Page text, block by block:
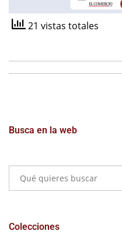
Busca en la web
Colecciones
21 vistas totales